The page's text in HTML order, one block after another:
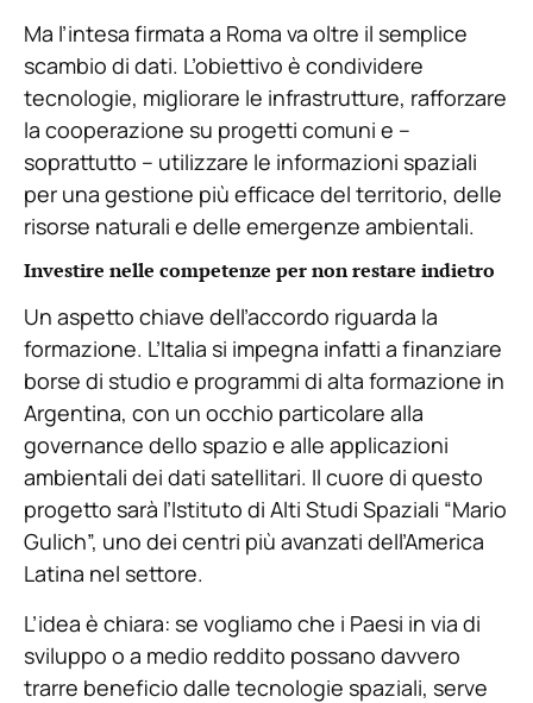
Ma l’intesa firmata a Roma va oltre il semplice
scambio di dati. L’obiettivo è condividere
tecnologie, migliorare le infrastrutture, rafforzare
la cooperazione su progetti comuni e –
soprattutto – utilizzare le informazioni spaziali
per una gestione più efficace del territorio, delle
risorse naturali e delle emergenze ambientali.
Investire nelle competenze per non restare indietro
Un aspetto chiave dell’accordo riguarda la
formazione. L’Italia si impegna infatti a finanziare
borse di studio e programmi di alta formazione in
Argentina, con un occhio particolare alla
governance dello spazio e alle applicazioni
ambientali dei dati satellitari. Il cuore di questo
progetto sarà l’Istituto di Alti Studi Spaziali “Mario
Gulich”, uno dei centri più avanzati dell’America
Latina nel settore.
L’idea è chiara: se vogliamo che i Paesi in via di
sviluppo o a medio reddito possano davvero
trarre beneficio dalle tecnologie spaziali, serve